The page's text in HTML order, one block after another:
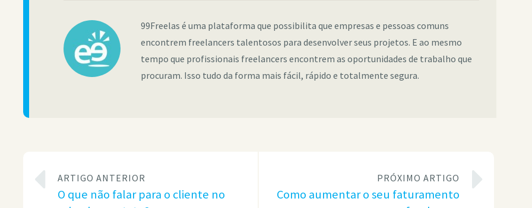
99Freelas é uma plataforma que possibilita que empresas e pessoas comuns
encontrem freelancers talentosos para desenvolver seus projetos. E ao mesmo
tempo que profissionais freelancers encontrem as oportunidades de trabalho que
procuram. Isso tudo da forma mais fácil, rápido e totalmente segura.
ARTIGO ANTERIOR
O que não falar para o cliente no
PRÓXIMO ARTIGO
Como aumentar o seu faturamento